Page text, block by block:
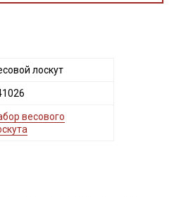
лоскут
весового
дополнительные
до 30% на узкие